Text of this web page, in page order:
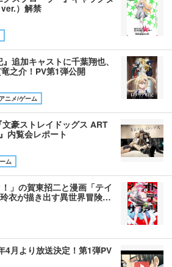
）解禁
追加キャストに千葉翔也、
之介！PV第1弾公開
アニメ/ゲーム
豪ストレイドッグス ART
内覧会レポート
ム
」の賀東招二と漫画「テイ
衣が描き出す異世界冒険…
4月より放送決定！第1弾PV